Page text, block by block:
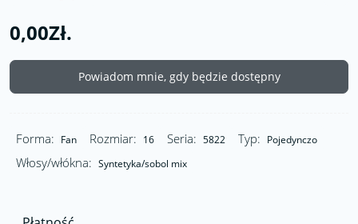
0,00Zł.
Powiadom mnie, gdy będzie dostępny
Forma: Fan Rozmiar: 16 Seria: 5822 Typ: Pojedynczo
Włosy/włókna: Syntetyka/sobol mix